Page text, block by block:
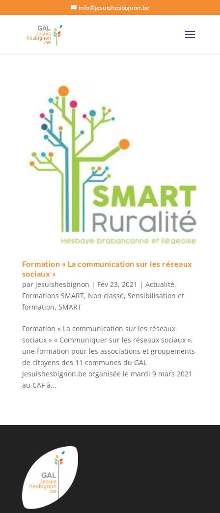
info@jesuishesbignon.be
Formation « La communication sur les réseaux
sociaux »
par jesuishesbignon | Fév 23, 2021 | Actualité,
Formations SMART, Non classé, Sensibilisation et
formation, SMART
Formation « La communication sur les réseaux
sociaux » « Communiquer sur les réseaux sociaux »,
une formation pour les associations et groupements
de citoyens des 11 communes du GAL
Jesuishesbignon.be organisée le mardi 9 mars 2021
au CAF à...